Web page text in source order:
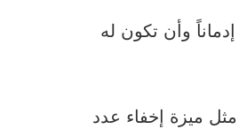
وأن تكون له
ميزة إخفاء عدد